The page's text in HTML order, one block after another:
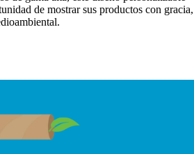
de mostrar sus productos con gracia,